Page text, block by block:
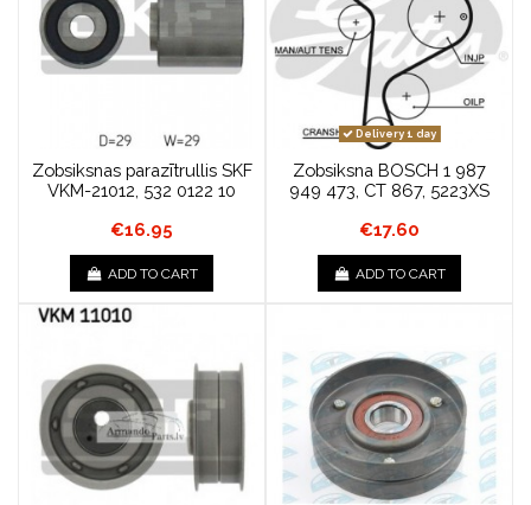
Zobsiksnas parazītrullis SKF
VKM-21012, 532 0122 10
€16.95
ADD TO CART
Delivery 1 day
Zobsiksna BOSCH 1 987
949 473, CT 867, 5223XS
€17.60
ADD TO CART